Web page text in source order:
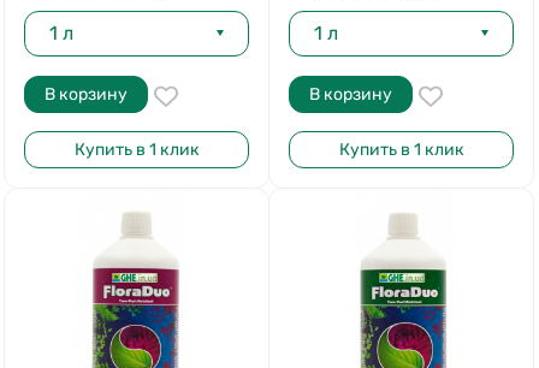
1 л
В корзину
Купить в 1 клик
1 л
В корзину
Купить в 1 клик